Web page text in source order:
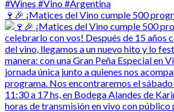
🍷🎉 ¡Matices del Vino cumple 500